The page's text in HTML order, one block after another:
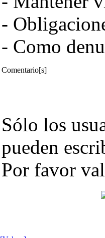
-
- Como
Comentario[s]
Sólo los
pueden
Por favor